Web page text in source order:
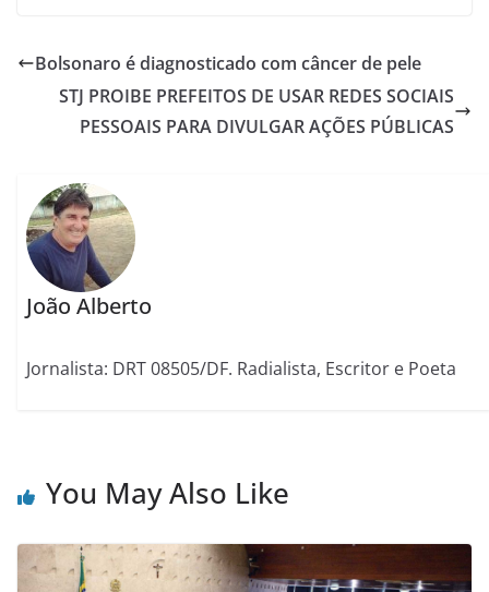
Bolsonaro é diagnosticado com câncer de pele
STJ PROIBE PREFEITOS DE USAR REDES SOCIAIS
PESSOAIS PARA DIVULGAR AÇÕES PÚBLICAS
João Alberto
Jornalista: DRT 08505/DF. Radialista, Escritor e Poeta
You May Also Like